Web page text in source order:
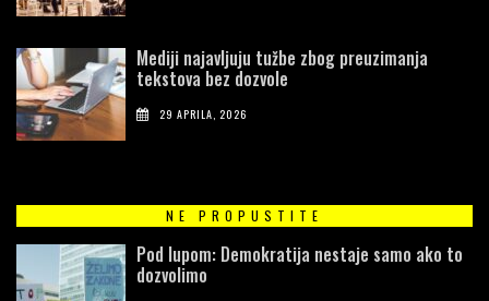
Mediji najavljuju tužbe zbog preuzimanja
tekstova bez dozvole
29 APRILA, 2026
NE PROPUSTITE
Pod lupom: Demokratija nestaje samo ako to
dozvolimo